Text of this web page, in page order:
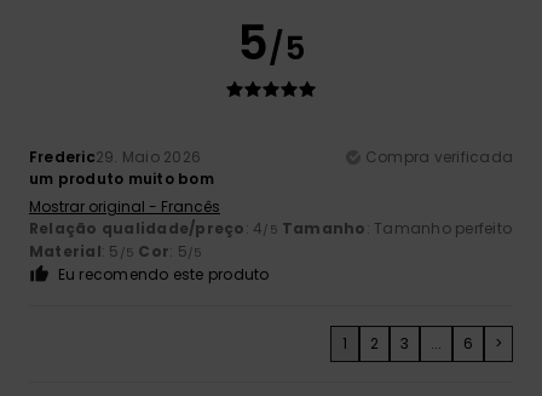
5/5
Frederic29. Maio 2026
Compra verificada
um produto muito bom
Mostrar original - Francês
Relação qualidade/preço: 4/5 Tamanho: Tamanho perfeito
Material: 5 /5 Cor: 5/5
Eu recomendo este produto
1 2 3 ... 6 >